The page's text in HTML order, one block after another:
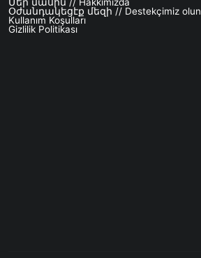
Footer menu
Օժանդակեցէք մեզի // Destekçimiz olun
Kullanım Koşulları
Gizlilik Politikası